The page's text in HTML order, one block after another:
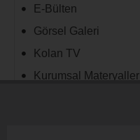
E-Bülten
Görsel Galeri
Kolan TV
Kurumsal Materyaller